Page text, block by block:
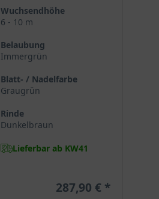
Wuchsendhöhe
6 - 10 m
Belaubung
Immergrün
Blatt- / Nadelfarbe
Graugrün
Rinde
Dunkelbraun
Lieferbar ab KW41
287,90 €